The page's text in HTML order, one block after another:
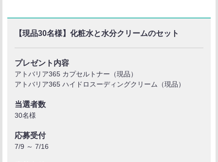
【現品30名様】化粧水と水分クリームのセット
プレゼント内容
アトバリア365 カプセルトナー（現品）
アトバリア365 ハイドロスーディングクリーム（現品）
当選者数
30名様
応募受付
7/9 ～ 7/16